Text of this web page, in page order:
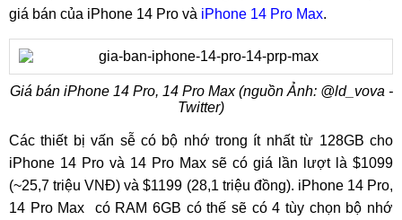
giá bán của iPhone 14 Pro và iPhone 14 Pro Max.
Giá bán iPhone 14 Pro, 14 Pro Max (nguồn Ảnh: @ld_vova -
Twitter)
Các thiết bị vấn sễ có bộ nhớ trong ít nhất từ 128GB cho
iPhone 14 Pro và 14 Pro Max sẽ có giá lần lượt là $1099
(~25,7 triệu VNĐ) và $1199 (28,1 triệu đồng). iPhone 14 Pro,
14 Pro Max có RAM 6GB có thế sẽ có 4 tùy chọn bộ nhớ